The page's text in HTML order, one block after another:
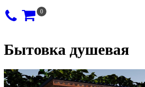
0
Бытовка душевая